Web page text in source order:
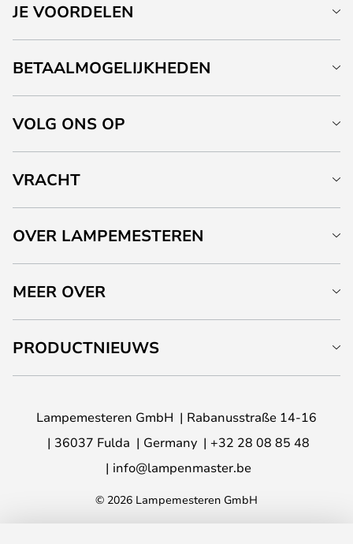
JE VOORDELEN
BETAALMOGELIJKHEDEN
VOLG ONS OP
VRACHT
OVER LAMPEMESTEREN
MEER OVER
PRODUCTNIEUWS
Lampemesteren GmbH
Rabanusstraße 14-16
36037 Fulda
Germany
+32 28 08 85 48
info@lampenmaster.be
© 2026 Lampemesteren GmbH